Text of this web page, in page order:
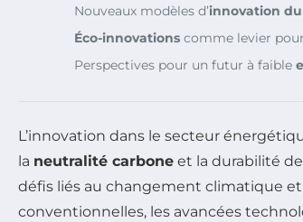
Nouveaux modèles d’innovation
Éco-innovations comme levier
Perspectives pour un futur à faible
L’innovation dans le secteur
la neutralité carbone et la durabilité
défis liés au changement climatique et
conventionnelles, les avancées